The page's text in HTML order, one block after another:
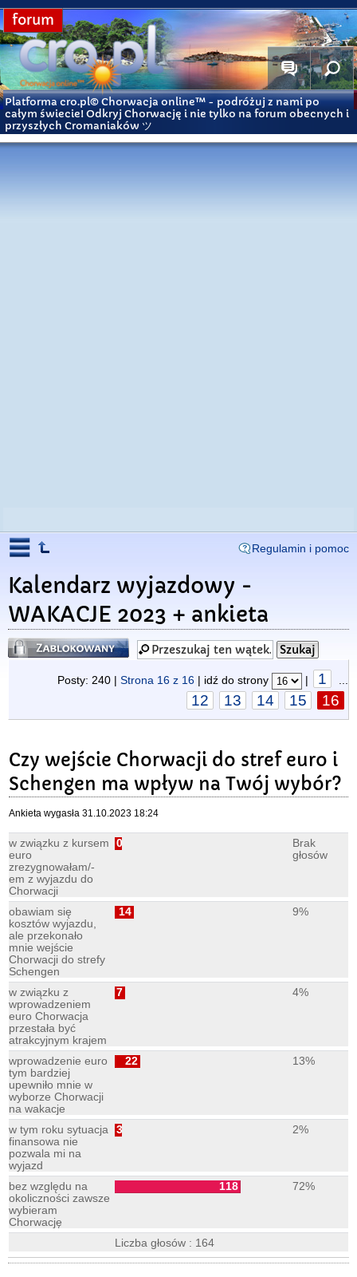
forum
Platforma cro.pl© Chorwacja online™ - podróżuj z nami po
całym świecie! Odkryj Chorwację i nie tylko na forum obecnych i
przyszłych Cromaniaków ツ
Regulamin i pomoc
Kalendarz wyjazdowy -
WAKACJE 2023 + ankieta
Zablokowany
Posty: 240 | Strona 16 z 16 | idź do strony | 1
12 13 14 15 16
Czy wejście Chorwacji do stref euro i
Schengen ma wpływ na Twój wybór?
Ankieta wygasła 31.10.2023 18:24
w związku z kursem
euro
zrezygnowałam/-
em z wyjazdu do
Chorwacji
0
Brak
głosów
obawiam się
kosztów wyjazdu,
ale przekonało
mnie wejście
Chorwacji do strefy
Schengen
14 9%
w związku z
wprowadzeniem
euro Chorwacja
przestała być
atrakcyjnym krajem
7 4%
wprowadzenie euro
tym bardziej
upewniło mnie w
wyborze Chorwacji
na wakacje
22 13%
w tym roku sytuacja
finansowa nie
pozwala mi na
wyjazd
3 2%
bez względu na
okoliczności zawsze
wybieram
Chorwację
118 72%
Liczba głosów : 164